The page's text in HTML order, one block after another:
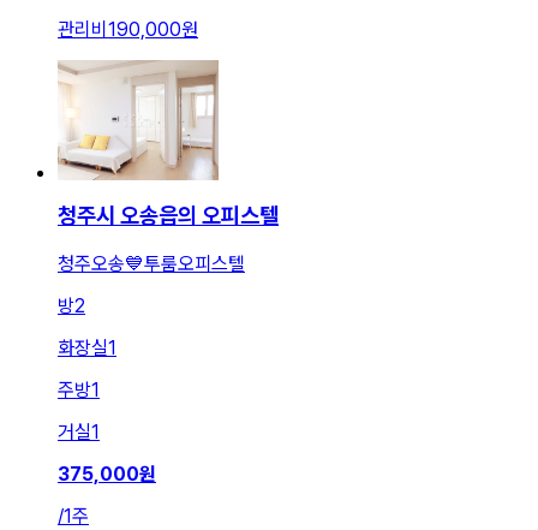
관리비 190,000원
청주시 오송읍의 오피스텔
청주오송💙투룸오피스텔
방2
화장실1
주방1
거실1
375,000원
/1주